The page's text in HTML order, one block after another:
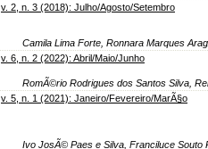
v. 2, n. 3 (2018): Julho/Agosto/Setembro
Camila Lima Forte, Ronnara Marques
v. 6, n. 2 (2022): Abril/Maio/Junho
RomÃ©rio Rodrigues dos Santos Silva,
v. 5, n. 1 (2021): Janeiro/Fevereiro/MarÃ§o
Ivo JosÃ© Paes e Silva, Franciluce Souto